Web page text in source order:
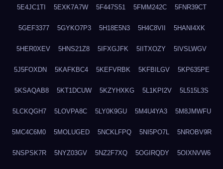
5E4JC1TI 5EXK7A7W 5F447S51 5FMM242C 5FNR39CT
5GEF3377 5GYKO7P3 5H18E5N3 5H4C8VII 5HANI4XK
5HER0XEV 5HNS21Z8 5IFXGJFK 5IITXOZY 5IVSLWGV
5J5FOXDN 5KAFKBC4 5KEFVRBK 5KFBILGV 5KP635PE
5KSAQAB8 5KT1DCUW 5KZYHXKG 5L1KPI2V 5L515L3S
5LCKQGH7 5LOVPA8C 5LY0K9GU 5M4U4YA3 5M8JMWFU
5MC4C6M0 5MOLUGED 5NCKLFPQ 5NI5PO7L 5NROBV9R
5NSPSK7R 5NYZ03GV 5NZ2F7XQ 5OGIRQDY 5OIXNVW6